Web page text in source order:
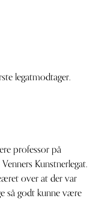
legatmodtager.
professor på
Kunstnerlegat.
over at der var
så godt kunne være